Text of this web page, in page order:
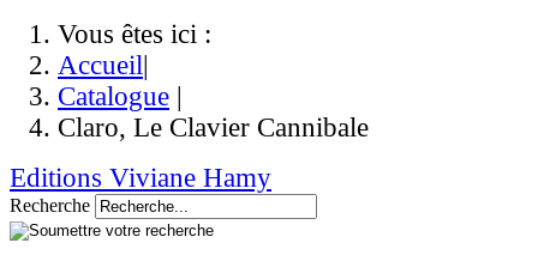
Vous êtes ici :
Accueil|
Catalogue |
Claro, Le Clavier Cannibale
Editions Viviane Hamy
Recherche